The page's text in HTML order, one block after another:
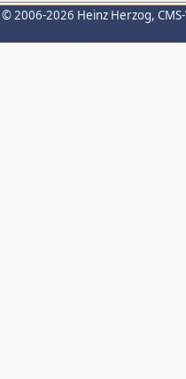
© 2006-2026 Heinz Herzog,